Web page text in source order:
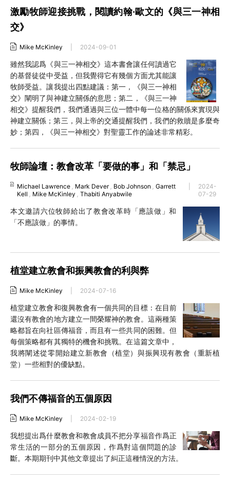
激勵牧師迎接挑戰，閱讀約翰·歐文的《與三一神相
交》
Mike McKinley 2024-09-01
雖然我認爲《與三一神相交》這本書會讓任何讀過它
的基督徒從中受益，但我覺得它有幾個方面尤其能讓
牧師受益。讓我提出四點建議：第一，《與三一神相
交》闡明了與神建立關係的意思；第二，《與三一神
相交》提醒我們，我們通過與三位一體中每一位格的關係來實現與
神建立關係；第三，與上帝的交通提醒我們，我們的救贖是多麼奇
妙；第四，《與三一神相交》對聖靈工作的論述非常精彩。
牧師論壇：教會改革「要做的事」和「禁忌」
Michael Lawrence , Mark Dever , Bob Johnson ,Garrett
Kell , Mike McKinley ,Thabiti Anyabwile
2024-
07-29
本文邀請六位牧師給出了教會改革時「應該做」和
「不應該做」的事情。
植堂建立教會和振興教會的利與弊
Mike McKinley 2024-07-16
植堂建立教會和復興教會有一個共同的目標：在目前
還沒有教會的地方建立一間榮耀神的教會。這兩種策
略都旨在向社區傳福音，而且有一些共同的困難。但
每個策略都有其獨特的機會和挑戰。在這篇文章中，
我將闡述從零開始建立新教會（植堂）與振興現有教會（重新植
堂）一些相對的優缺點。
我們不傳福音的五個原因
Mike McKinley 2024-02-19
我想提出爲什麼教會和教會成員不把分享福音作爲正
常生活的一部分的五個原因，作爲對這個問題的診
斷。本期期刊中其他文章提出了糾正這種情況的方法。